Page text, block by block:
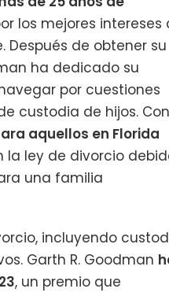
los mejores intereses
de obtener su
ha dedicado su
por cuestiones
custodia de hijos. Con
aquellos en Florida
ley de divorcio
una familia
incluyendo
Garth R. Goodman
, un premio que